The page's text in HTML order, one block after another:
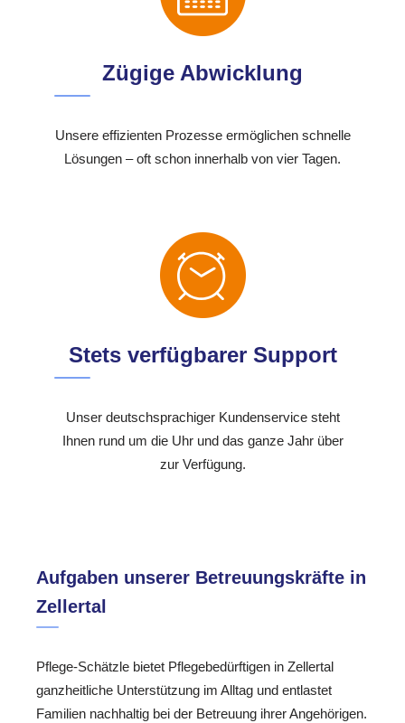
Zügige Abwicklung
Unsere effizienten Prozesse ermöglichen schnelle
Lösungen – oft schon innerhalb von vier Tagen.
Stets verfügbarer Support
Unser deutschsprachiger Kundenservice steht
Ihnen rund um die Uhr und das ganze Jahr über
zur Verfügung.
Aufgaben unserer Betreuungskräfte in
Zellertal
Pflege-Schätzle bietet Pflegebedürftigen in Zellertal
ganzheitliche Unterstützung im Alltag und entlastet
Familien nachhaltig bei der Betreuung ihrer Angehörigen.